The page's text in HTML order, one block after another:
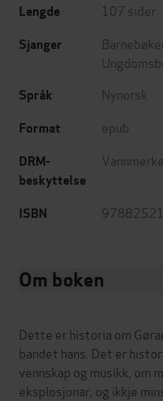
Lengde 107 sider
Sjanger
Språk Nynorsk
Format epub
DRM-
beskyttelse
ISBN
Om boken
Dette er historia om
bandet hans. Det er
vennskap og musikk, om
eksplosjonar, og ikkje